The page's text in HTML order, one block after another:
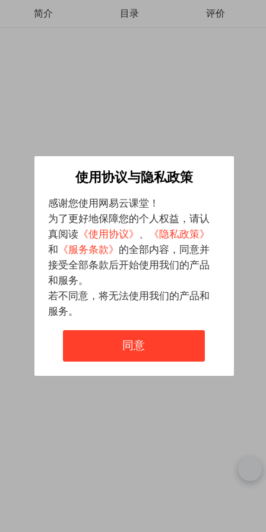
简介 目录 评价
使用协议与隐私政策
感谢您使用网易云课堂！
为了更好地保障您的个人权益，请认
真阅读 《使用协议》 、
《隐私政策》
和 《服务条款》 的全部内容，同意并
接受全部条款后开始使用我们的产品
和服务。
若不同意，将无法使用我们的产品和
服务。
同意